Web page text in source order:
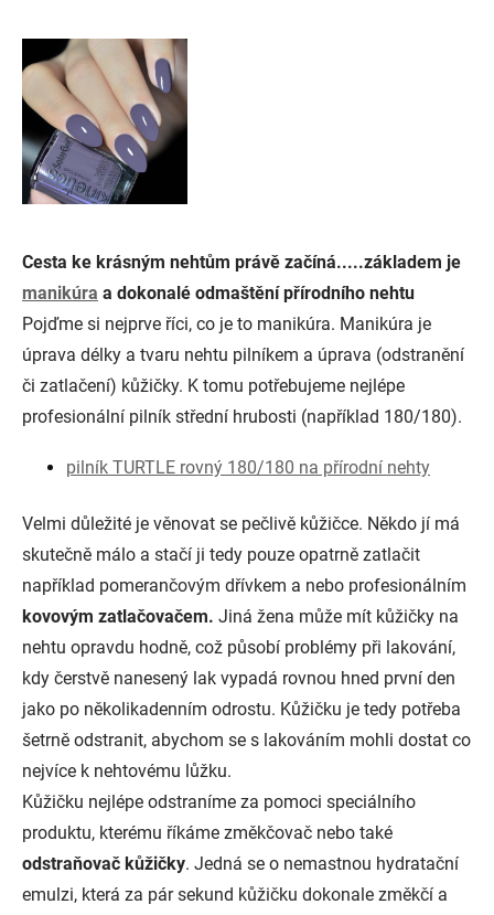
Cesta ke krásným nehtům právě začíná.....základem je
manikúra a dokonalé odmaštění přírodního nehtu
Pojďme si nejprve říci, co je to manikúra. Manikúra je
úprava délky a tvaru nehtu pilníkem a úprava (odstranění
či zatlačení) kůžičky. K tomu potřebujeme nejlépe
profesionální pilník střední hrubosti (například 180/180).
pilník TURTLE rovný 180/180 na přírodní nehty
Velmi důležité je věnovat se pečlivě kůžičce. Někdo jí má
skutečně málo a stačí ji tedy pouze opatrně zatlačit
například pomerančovým dřívkem a nebo profesionálním
kovovým zatlačovačem. Jiná žena může mít kůžičky na
nehtu opravdu hodně, což působí problémy při lakování,
kdy čerstvě nanesený lak vypadá rovnou hned první den
jako po několikadenním odrostu. Kůžičku je tedy potřeba
šetrně odstranit, abychom se s lakováním mohli dostat co
nejvíce k nehtovému lůžku.
Kůžičku nejlépe odstraníme za pomoci speciálního
produktu, kterému říkáme změkčovač nebo také
odstraňovač kůžičky. Jedná se o nemastnou hydratační
emulzi, která za pár sekund kůžičku dokonale změkčí a